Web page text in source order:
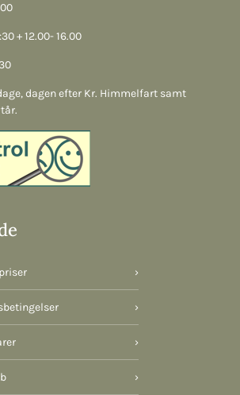
+ 12.00- 16.00
dagen efter Kr. Himmelfart samt
›
›
›
›